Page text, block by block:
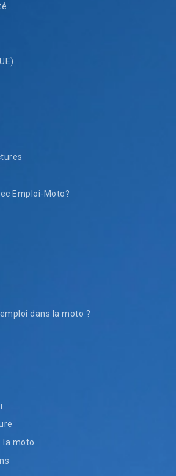
Emploi-Moto?
dans la moto ?
la moto